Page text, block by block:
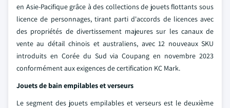
en Asie-Pacifique grâce à des collections de jouets flottants sous
licence de personnages, tirant parti d'accords de licences avec
des propriétés de divertissement majeures sur les canaux de
vente au détail chinois et australiens, avec 12 nouveaux SKU
introduits en Corée du Sud via Coupang en novembre 2023
conformément aux exigences de certification KC Mark.
Jouets de bain empilables et verseurs
Le segment des jouets empilables et verseurs est le deuxième